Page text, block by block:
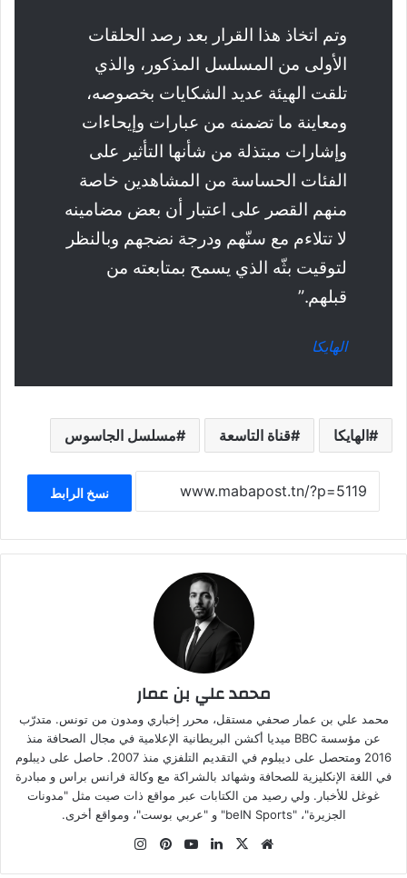
وتم اتخاذ هذا القرار بعد رصد الحلقات
الأولى من المسلسل المذكور، والذي
تلقت الهيئة عديد الشكايات بخصوصه،
ومعاينة ما تضمنه من عبارات وإيحاءات
وإشارات مبتذلة من شأنها التأثير على
الفئات الحساسة من المشاهدين خاصة
منهم القصر على اعتبار أن بعض مضامينه
لا تتلاءم مع سنّهم ودرجة نضجهم وبالنظر
لتوقيت بثّه الذي يسمح بمتابعته من
قبلهم.”
الهايكا
الهايكا قناة التاسعة مسلسل الجاسوس
نسخ الرابط
محمد علي بن عمار
محمد علي بن عمار صحفي مستقل، محرر إخباري ومدون من تونس. متدرّب
عن مؤسسة BBC ميديا أكشن البريطانية الإعلامية في مجال الصحافة منذ
2016 ومتحصل على ديبلوم في التقديم التلفزي منذ 2007. حاصل على ديبلوم
في اللغة الإنكليزية للصحافة وشهائد بالشراكة مع وكالة فرانس براس و مبادرة
غوغل للأخبار. ولي رصيد من الكتابات عبر مواقع ذات صيت مثل "مدونات
الجزيرة"، "beIN Sports" و "عربي بوست"، ومواقع أخرى.
موقع
‫X لينكدإن‫YouTubeبينتيريست